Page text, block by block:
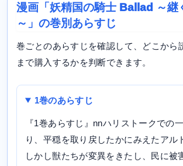
漫画「妖精国の騎士 Ballad ～継
～」の巻別あらすじ
巻ごとのあらすじを確認して、どこから
まで購入するかを判断できます。
1巻のあらすじ
『1巻あらすじ』nnハリストークでの
り、平穏を取り戻したかにみえたアル
しかし獣たちが変異をきたし、民に被